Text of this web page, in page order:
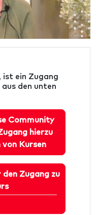
ist ein Zugang
den unten
Community
hierzu
von Kursen
Zugang zu